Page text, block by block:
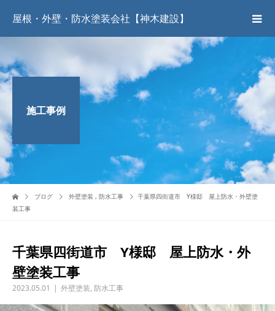
屋根・外壁・防水塗装会社【神木建設】
施工事例
ブログ 外壁塗装 , 防水工事
千葉県四街道市 Y様邸 屋上防水・外壁塗
装工事
千葉県四街道市 Y様邸 屋上防水・外
壁塗装工事
2023.05.01 外壁塗装, 防水工事